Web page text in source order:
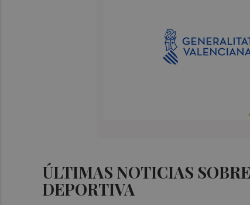
ÚLTIMAS NOTICIAS
DEPORTIVA